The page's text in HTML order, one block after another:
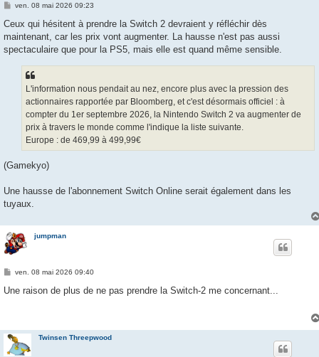
M
s
a
g
ven. 08 mai 2026 09:23
Ceux qui hésitent à prendre la Switch 2 devraient y réfléchir dès
maintenant, car les prix vont augmenter. La hausse n'est pas aussi
spectaculaire que pour la PS5, mais elle est quand même sensible.
L'information nous pendait au nez, encore plus avec la pression des
actionnaires rapportée par Bloomberg, et c'est désormais officiel : à
compter du 1er septembre 2026, la Nintendo Switch 2 va augmenter de
prix à travers le monde comme l'indique la liste suivante.
Europe : de 469,99 à 499,99€
(Gamekyo)
Une hausse de l'abonnement Switch Online serait également dans les
tuyaux.
jumpman
M
s
ven. 08 mai 2026 09:40
Une raison de plus de ne pas prendre la Switch-2 me concernant...
Twinsen Threepwood